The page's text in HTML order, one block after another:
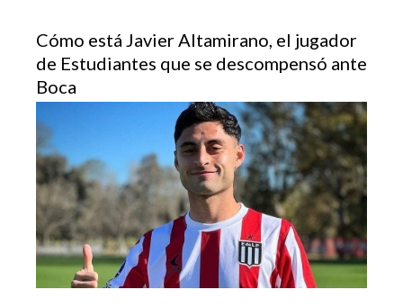
Cómo está Javier Altamirano, el jugador
de Estudiantes que se descompensó ante
Boca